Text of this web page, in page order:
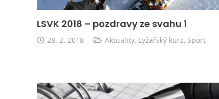
LSVK 2018 – pozdravy ze svahu 1
28. 2. 2018 Aktuality, Lyžařský kurz, Sport